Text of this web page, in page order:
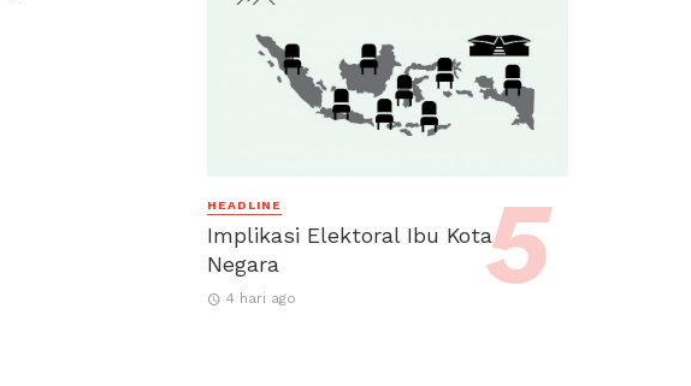
HEADLINE
Implikasi Elektoral Ibu Kota
Negara
4 hari ago